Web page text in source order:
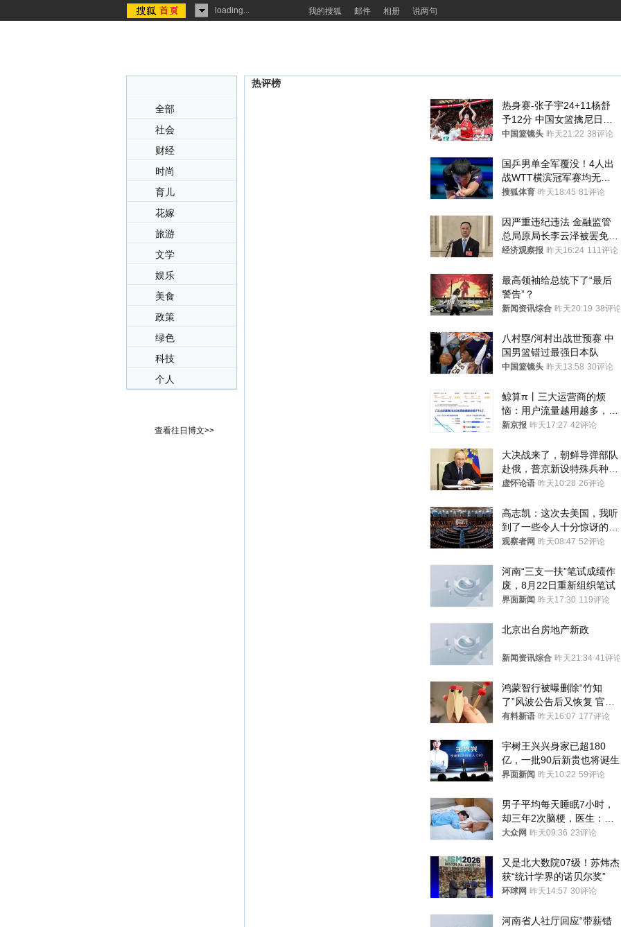
loading... 我的搜狐 邮件 相册 说两句
全部
社会
财经
时尚
育儿
花嫁
旅游
文学
娱乐
美食
政策
绿色
科技
个人
查看往日博文>>
热评榜
热身赛-张子宇24+11杨舒
予12分 中国女篮擒尼日利
亚
中国篮镜头 昨天21:22 38评论
国乒男单全军覆没！4人出
战WTT横滨冠军赛均无缘
八强
搜狐体育 昨天18:45 81评论
因严重违纪违法 金融监管
总局原局长李云泽被罢免全
国人大代表
经济观察报 昨天16:24 111评论
最高领袖给总统下了“最后
警告”？
新闻资讯综合 昨天20:19 38评论
八村塁/河村出战世预赛 中
国男篮错过最强日本队
中国篮镜头 昨天13:58 30评论
鲸算π丨三大运营商的烦
恼：用户流量越用越多，收
入却越来越少
新京报 昨天17:27 42评论
大决战来了，朝鲜导弹部队
赴俄，普京新设特殊兵种，
76岁老将扛旗
虚怀论语 昨天10:28 26评论
高志凯：这次去美国，我听
到了一些令人十分惊讶的消
息
观察者网 昨天08:47 52评论
河南“三支一扶”笔试成绩作
废，8月22日重新组织笔试
界面新闻 昨天17:30 119评论
北京出台房地产新政
新闻资讯综合 昨天21:34 41评论
鸿蒙智行被曝删除“竹知
了”风波公告后又恢复 官媒
曾力挺：劝华为要大度的，
有料新语 昨天16:07 177评论
宇树王兴兴身家已超180
亿，一批90后新贵也将诞生
界面新闻 昨天10:22 59评论
男子平均每天睡眠7小时，
却三年2次脑梗，医生：这
样睡觉更伤身
大众网 昨天09:36 23评论
又是北大数院07级！苏炜杰
获“统计学界的诺贝尔奖”
环球网 昨天14:57 30评论
河南省人社厅回应“带薪错